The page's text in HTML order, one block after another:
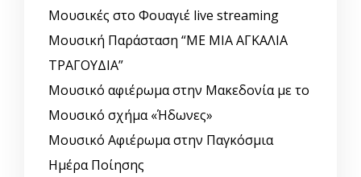
Μουσικές στο Φουαγιέ live streaming
Μουσική Παράσταση “ΜΕ ΜΙΑ ΑΓΚΑΛΙΑ
ΤΡΑΓΟΥΔΙΑ”
Μουσικό αφιέρωμα στην Μακεδονία με το
Μουσικό σχήμα «Ήδωνες»
Μουσικό Αφιέρωμα στην Παγκόσμια
Ημέρα Ποίησης